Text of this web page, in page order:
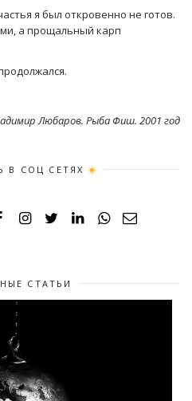
я был откровенно не готов.
а прощальный карп
Любаров. Рыба Фиш. 2001 год
В СОЦ СЕТЯХ
СТАТЬИ